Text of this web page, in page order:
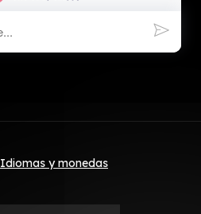
Idiomas y monedas